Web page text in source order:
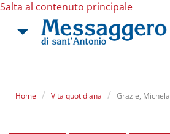
Salta al contenuto principale
Home Vita quotidiana Grazie, Michela